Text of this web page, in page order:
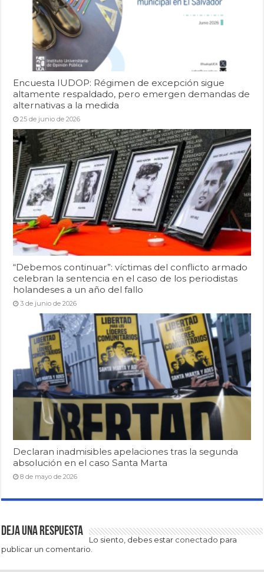
Encuesta IUDOP: Régimen de excepción sigue
altamente respaldado, pero emergen demandas de
alternativas a la medida
25 de junio de 2026
“Debemos continuar”: víctimas del conflicto armado
celebran la sentencia en el caso de los periodistas
holandeses a un año del fallo
3 de junio de 2026
Declaran inadmisibles apelaciones tras la segunda
absolución en el caso Santa Marta
8 de mayo de 2026
Deja una respuesta
Lo siento, debes estar conectado para
publicar un comentario.